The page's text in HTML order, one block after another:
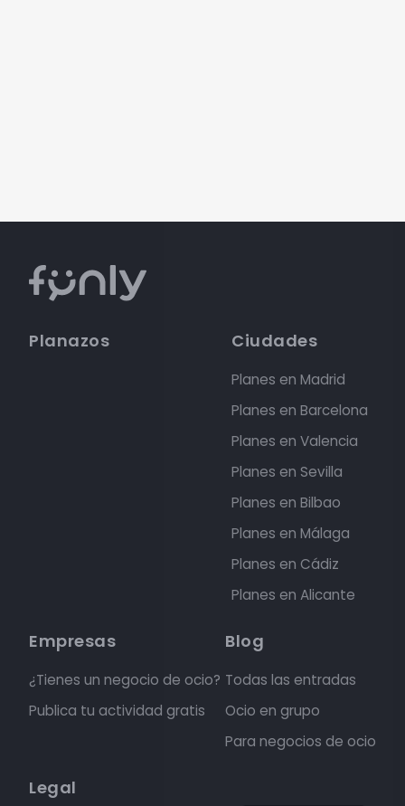
Planazos Ciudades
Planes en Madrid
Planes en Barcelona
Planes en Valencia
Planes en Sevilla
Planes en Bilbao
Planes en Málaga
Planes en Cádiz
Planes en Alicante
Empresas
¿Tienes un negocio de ocio?
Publica tu actividad gratis
Blog
Todas las entradas
Ocio en grupo
Para negocios de ocio
Legal